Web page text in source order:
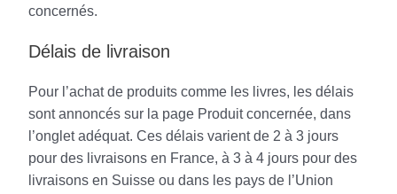
concernés.
Délais de livraison
Pour l’achat de produits comme les livres, les délais
sont annoncés sur la page Produit concernée, dans
l’onglet adéquat. Ces délais varient de 2 à 3 jours
pour des livraisons en France, à 3 à 4 jours pour des
livraisons en Suisse ou dans les pays de l’Union